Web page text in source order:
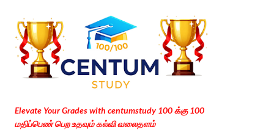
Skip to main content
Elevate Your Grades with centumstudy 100 க்கு 100
மதிப்பெண் பெற உதவும் கல்வி வலைதளம்